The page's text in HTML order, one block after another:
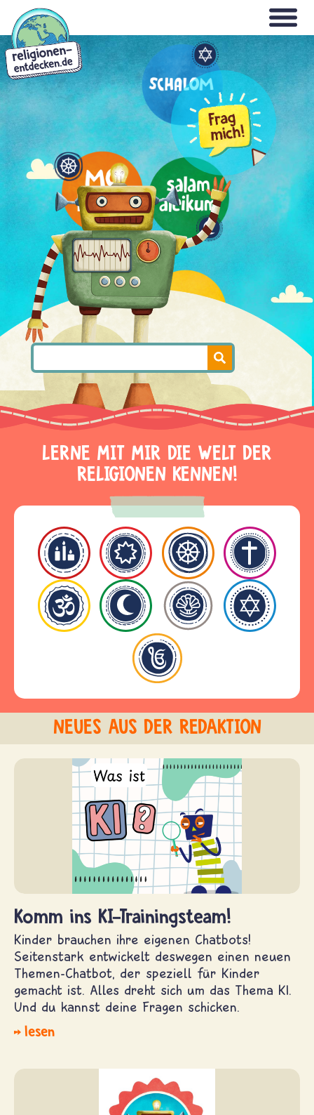
Direkt
zum
Inhalt
LERNE MIT MIR DIE WELT DER
RELIGIONEN KENNEN!
NEUES AUS DER REDAKTION
Komm ins KI-Trainingsteam!
Kinder brauchen ihre eigenen Chatbots!
Seitenstark entwickelt deswegen einen neuen
Themen-Chatbot, der speziell für Kinder
gemacht ist. Alles dreht sich um das Thema KI.
Und du kannst deine Fragen schicken.
lesen